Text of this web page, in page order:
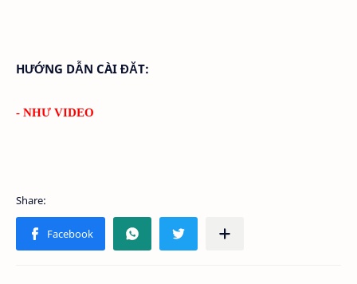
HƯỚNG DẪN CÀI ĐĂT:
- NHƯ VIDEO